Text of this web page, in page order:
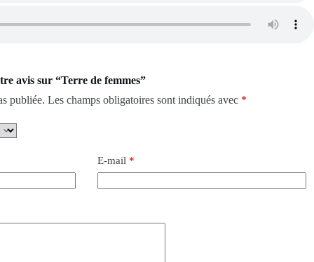
avis sur “Terre de femmes”
publiée. Les champs obligatoires sont indiqués avec *
E-mail*